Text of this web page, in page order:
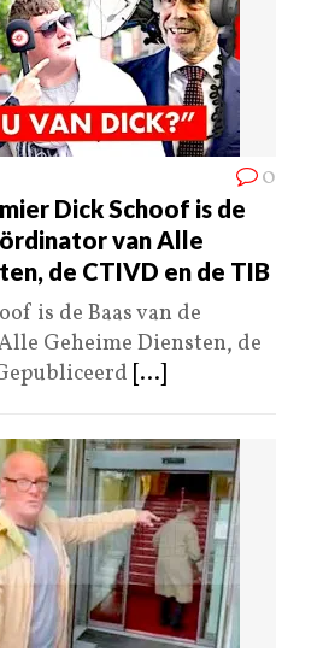
0
Dick Schoof is de
van Alle
de CTIVD en de TIB
is de Baas van de
Geheime Diensten, de
[...]